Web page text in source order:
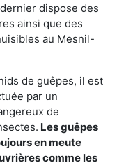
dispose des
ainsi que des
au Mesnil-
de guêpes, il est
par un
de
Les guêpes
en meute
comme les